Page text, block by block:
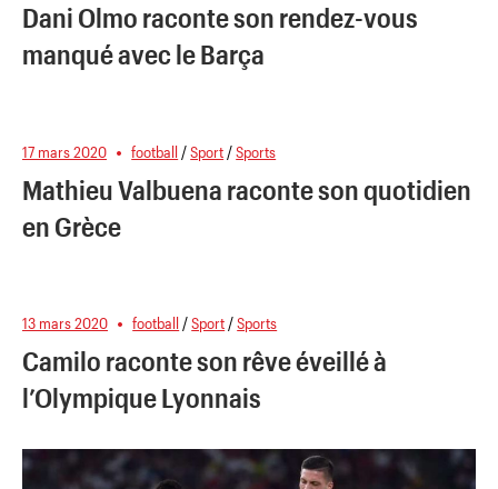
Dani Olmo raconte son rendez-vous
manqué avec le Barça
17 mars 2020 football /Sport /Sports
Mathieu Valbuena raconte son quotidien
en Grèce
13 mars 2020 football /Sport /Sports
Camilo raconte son rêve éveillé à
l’Olympique Lyonnais